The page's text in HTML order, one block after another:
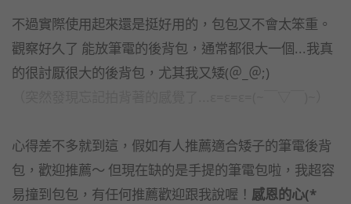
不過實際使用起來還是挺好用的，包包又不會太笨重。
觀察好久了 能放筆電的後背包，通常都很大一個...我真
的很討厭很大的後背包，尤其我又矮(＠_＠;)
心得差不多就到這，假如有人推薦適合矮子的筆電後背
包，歡迎推薦～ 但現在缺的是手提的筆電包啦，我超容
易撞到包包，有任何推薦歡迎跟我說喔！ 感恩的心(*